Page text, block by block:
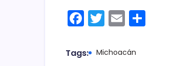
F
a
c
T
w
itt
E
m
ai
Tags: Michoacán